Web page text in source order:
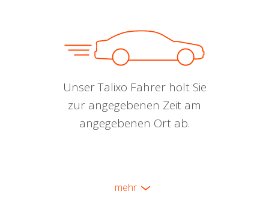
Unser Talixo Fahrer holt Sie
zur angegebenen Zeit am
angegebenen Ort ab.
mehr